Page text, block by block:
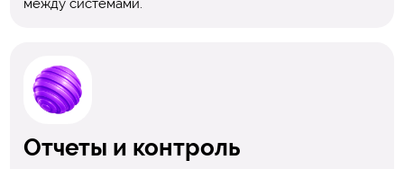
между системами.
Отчеты и контроль